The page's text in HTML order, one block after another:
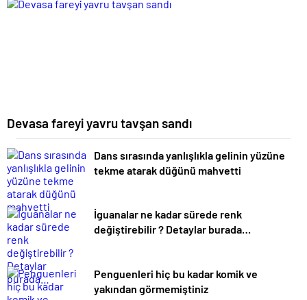
Devasa fareyi yavru tavşan sandı
Dans sırasında yanlışlıkla gelinin yüzüne
tekme atarak düğünü mahvetti
İguanalar ne kadar sürede renk
değiştirebilir ? Detaylar burada…
Penguenleri hiç bu kadar komik ve
yakından görmemiştiniz